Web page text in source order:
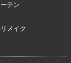
テン
メイク